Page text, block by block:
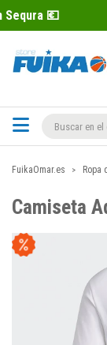
FuikaOmar.es Ropa
Camiseta